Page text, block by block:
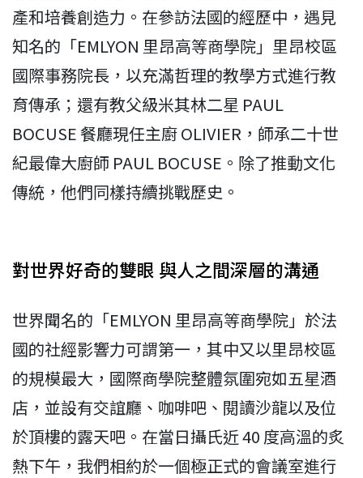
產和培養創造力。在參訪法國的經歷中，遇見
知名的「EMLYON 里昂高等商學院」里昂校區
國際事務院長，以充滿哲理的教學方式進行教
育傳承；還有教父級米其林二星 PAUL
BOCUSE 餐廳現任主廚 OLIVIER，師承二十世
紀最偉大廚師 PAUL BOCUSE。除了推動文化
傳統，他們同樣持續挑戰歷史。
對世界好奇的雙眼 與人之間深層的溝通
世界聞名的「EMLYON 里昂高等商學院」於法
國的社經影響力可謂第一，其中又以里昂校區
的規模最大，國際商學院整體氛圍宛如五星酒
店，並設有交誼廳、咖啡吧、閱讀沙龍以及位
於頂樓的露天吧。在當日攝氏近 40 度高溫的炙
熱下午，我們相約於一個極正式的會議室進行